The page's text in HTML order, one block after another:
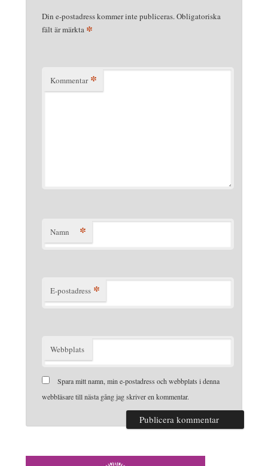
Din e-postadress kommer inte publiceras.Obligatoriska
fält är märkta *
Kommentar *
Namn *
E-postadress *
Webbplats
Spara mitt namn, min e-postadress och webbplats i denna
webbläsare till nästa gång jag skriver en kommentar.